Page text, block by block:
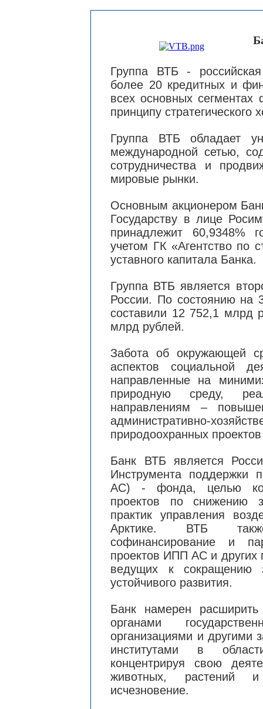
Группа ВТБ -
более 20 кредитных и
всех основных сегментах
принципу стратегического
Группа ВТБ обладает
международной сетью,
сотрудничества и
мировые рынки.
Основным акционером
Государству в лице
принадлежит 60,9348%
учетом ГК «Агентство по
уставного капитала Банка.
Группа ВТБ является
России. По состоянию на
составили 12 752,1 млрд
млрд рублей.
Забота об окружающей
аспектов социальной
направленные на
природную среду,
направлениям –
административно-
природоохранных
Банк ВТБ является
Инструмента поддержки
АС) - фонда, целью
проектов по снижению
практик управления
Арктике. ВТБ
софинансирование и
проектов ИПП АС и других
ведущих к сокращению
устойчивого развития.
Банк намерен
органами
организациями и другими
институтами в
концентрируя свою
животных, растений
исчезновение.